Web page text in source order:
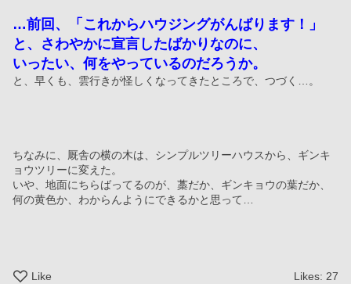
…前回、「これからハウジングがんばります！」
と、さわやかに宣言したばかりなのに、
いったい、何をやっているのだろうか。
と、早くも、雲行きが怪しくなってきたところで、つづく…。
ちなみに、厩舎の横の木は、シンプルツリーハウスから、ギンキ
ョウツリーに変えた。
いや、地面にちらばってるのが、藁だか、ギンキョウの葉だか、
何の黄色か、わからんようにできるかと思って…
Like Likes:27